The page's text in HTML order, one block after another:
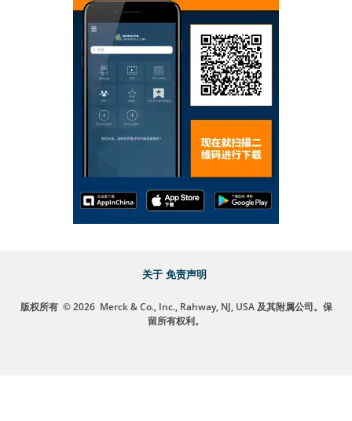
关于 免责声明
版权所有 © 2026 Merck & Co., Inc., Rahway, NJ, USA 及其附属公司。保
留所有权利。